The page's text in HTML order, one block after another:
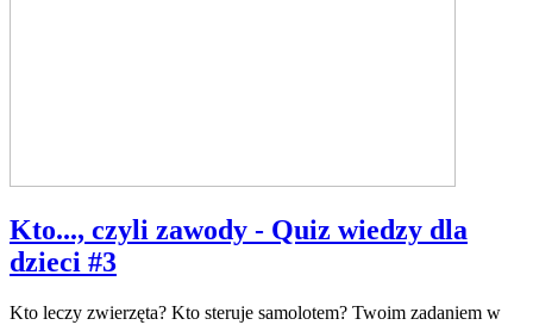
Kto..., czyli zawody - Quiz wiedzy dla
dzieci #3
Kto leczy zwierzęta? Kto steruje samolotem? Twoim zadaniem w